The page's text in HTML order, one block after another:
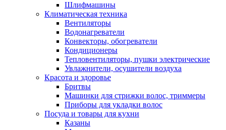
Шлифмашины
Климатическая техника
Вентиляторы
Водонагреватели
Конвекторы, обогреватели
Кондиционеры
Тепловентиляторы, пушки электрические
Увлажнители, осушители воздуха
Красота и здоровье
Бритвы
Машинки для стрижки волос, триммеры
Приборы для укладки волос
Посуда и товары для кухни
Казаны